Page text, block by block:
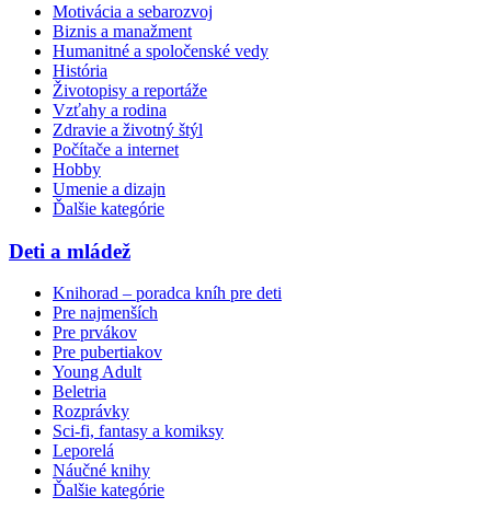
Motivácia a sebarozvoj
Biznis a manažment
Humanitné a spoločenské vedy
História
Životopisy a reportáže
Vzťahy a rodina
Zdravie a životný štýl
Počítače a internet
Hobby
Umenie a dizajn
Ďalšie kategórie
Deti a mládež
Knihorad – poradca kníh pre deti
Pre najmenších
Pre prvákov
Pre pubertiakov
Young Adult
Beletria
Rozprávky
Sci-fi, fantasy a komiksy
Leporelá
Náučné knihy
Ďalšie kategórie